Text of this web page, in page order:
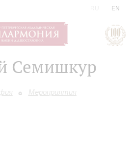
EN
Семишкур
Мероприятия